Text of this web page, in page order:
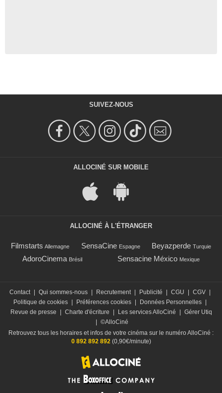
SUIVEZ-NOUS
ALLOCINÉ SUR MOBILE
ALLOCINÉ À L'ÉTRANGER
Filmstarts Allemagne SensaCine Espagne Beyazperde Turquie
AdoroCinema Brésil Sensacine México Mexique
Contact Qui sommes-nous Recrutement Publicité CGU CGV
Politique de cookies
Préférences cookies Données Personnelles
Revue de presse
Charte d'écriture Les services AlloCiné
Gérer Utiq
©AlloCiné
Retrouvez tous les horaires et infos de votre cinéma sur le numéro AlloCiné :
0 892 892 892(0,90€/minute)